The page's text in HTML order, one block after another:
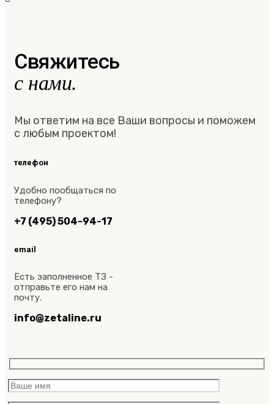
Свяжитесь
с нами.
Мы ответим на все Ваши вопросы и поможем
с любым проектом!
телефон
Удобно пообщаться по
телефону?
+7 (495) 504-94-17
email
Есть заполненное ТЗ -
отправьте его нам на
почту.
info@zetaline.ru